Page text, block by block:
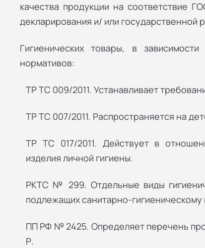
качества продукции на соответствие
декларирования и/ или государственной
Гигиенических товары, в
нормативов:
ТР ТС 009/2011. Устанавливает
ТР ТС 007/2011. Распространяется на
ТР ТС 017/2011. Действует в
изделия личной гигиены.
РКТС № 299. Отдельные виды
подлежащих санитарно-гигиеническому
ПП РФ № 2425. Определяет перечень
Р.